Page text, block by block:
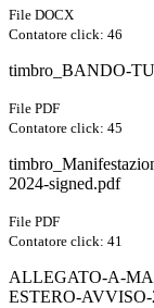
File DOCX
Contatore click: 46
timbro_BANDO-
File PDF
Contatore click: 45
2024-signed.pdf
File PDF
Contatore click: 41
ALLEGATO-A-
ESTERO-AVVISO-